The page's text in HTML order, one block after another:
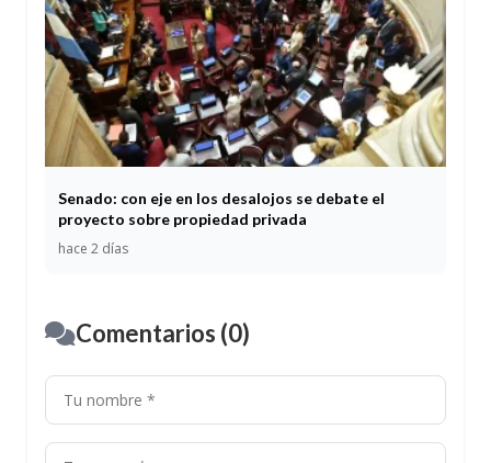
Senado: con eje en los desalojos se debate el
proyecto sobre propiedad privada
hace 2 días
Comentarios (0)